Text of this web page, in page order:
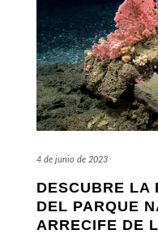
4 de junio de 2023
DESCUBRE LA
DEL PARQUE
ARRECIFE DE